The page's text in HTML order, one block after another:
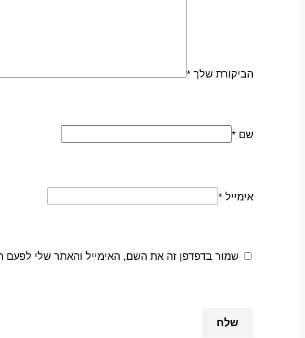
הביקורת שלך *
שם *
אימייל *
שמור בדפדפן זה את השם, האימייל והאתר שלי לפעם